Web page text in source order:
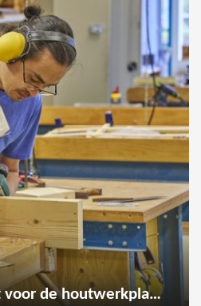
Vrijwilligers gezocht voor de houtwerkplaats